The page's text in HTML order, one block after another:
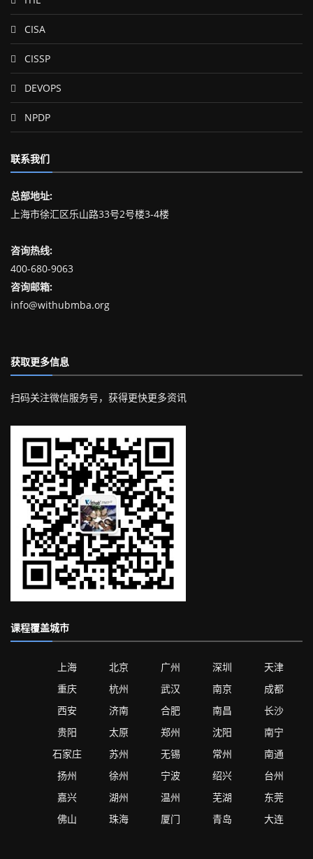
CISA
CISSP
DEVOPS
NPDP
联系我们
总部地址:
上海市徐汇区乐山路33号2号楼3-4楼
咨询热线:
400-680-9063
咨询邮箱:
info@withubmba.org
获取更多信息
扫码关注微信服务号，获得更快更多资讯
课程覆盖城市
上海 北京 广州 深圳
天津
重庆
杭州 武汉 南京
成都
西安
济南 合肥 南昌
长沙
贵阳
太原 郑州 沈阳
南宁
石家庄
苏州 无锡 常州
南通
扬州
徐州 宁波 绍兴
台州
嘉兴
湖州 温州 芜湖
东莞
佛山
珠海 厦门 青岛 大连